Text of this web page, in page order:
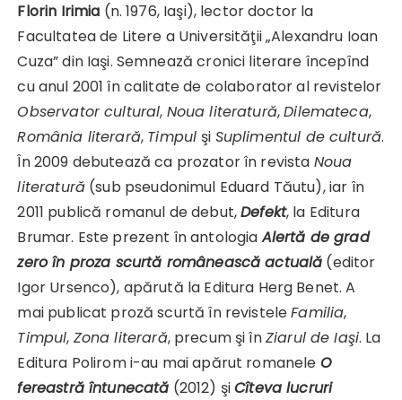
Florin Irimia (n. 1976, Iaşi), lector doctor la
Facultatea de Litere a Universităţii „Alexandru Ioan
Cuza” din Iaşi. Semnează cronici literare începînd
cu anul 2001 în calitate de colaborator al revistelor
Observator cultural, Noua literatură,Dilemateca,
România literară, Timpul şi Suplimentul de cultură.
În 2009 debutează ca prozator în revista Noua
literatură (sub pseudonimul Eduard Tăutu), iar în
2011 publică romanul de debut,Defekt, la Editura
Brumar. Este prezent în antologiaAlertă de grad
zero în proza scurtă românească actuală (editor
Igor Ursenco), apărută la Editura Herg Benet. A
mai publicat proză scurtă în revisteleFamilia,
Timpul, Zona literară, precum şi înZiarul de Iaşi. La
Editura Polirom i-au mai apărut romanele O
fereastră întunecată (2012) şiCîteva lucruri